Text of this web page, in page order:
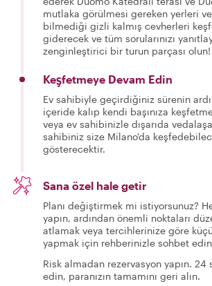
mutlaka görülmesi gereken yerleri
bilmediği gizli kalmış cevherleri
giderecek ve tüm sorularınızı
zenginleştirici bir turun parçası olun!
Keşfetmeye Devam Edin
Ev sahibiyle geçirdiğiniz sürenin
içeride kalıp kendi başınıza
veya ev sahibinizle dışarıda
sahibiniz size Milano'da
gösterecektir.
Sana özel hale getir
Planı değiştirmek mi istiyorsunuz?
yapın, ardından önemli noktaları
atlamak veya tercihlerinize göre
yapmak için rehberinizle sohbet
Risk almadan rezervasyon yapın.
edin, paranızın tamamını geri alın.